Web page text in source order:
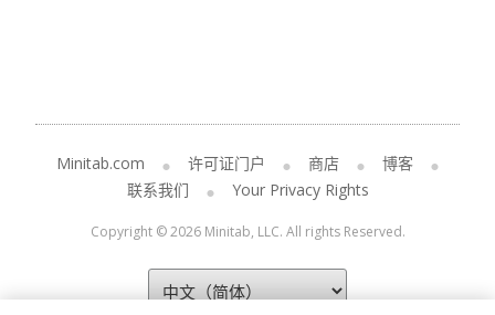
Minitab.com 许可证门户 商店
博客
联系我们
Your Privacy Rights
Copyright © 2026 Minitab, LLC. All rights Reserved.